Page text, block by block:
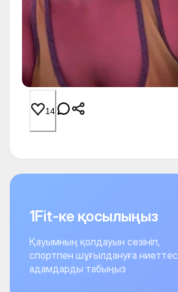
14
1Fit-ке қосылыңыз
Қауымның қолдауын сезініп,
спортпен шұғылдануға ниеттес
адамдарды табыңыз